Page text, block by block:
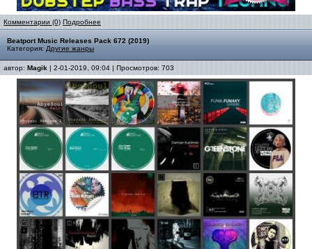
Комментарии (0) Подробнее
Beatport Music Releases Pack 672 (2019)
Категория: Другие жанры
автор: Magik | 2-01-2019, 09:04 | Просмотров: 703